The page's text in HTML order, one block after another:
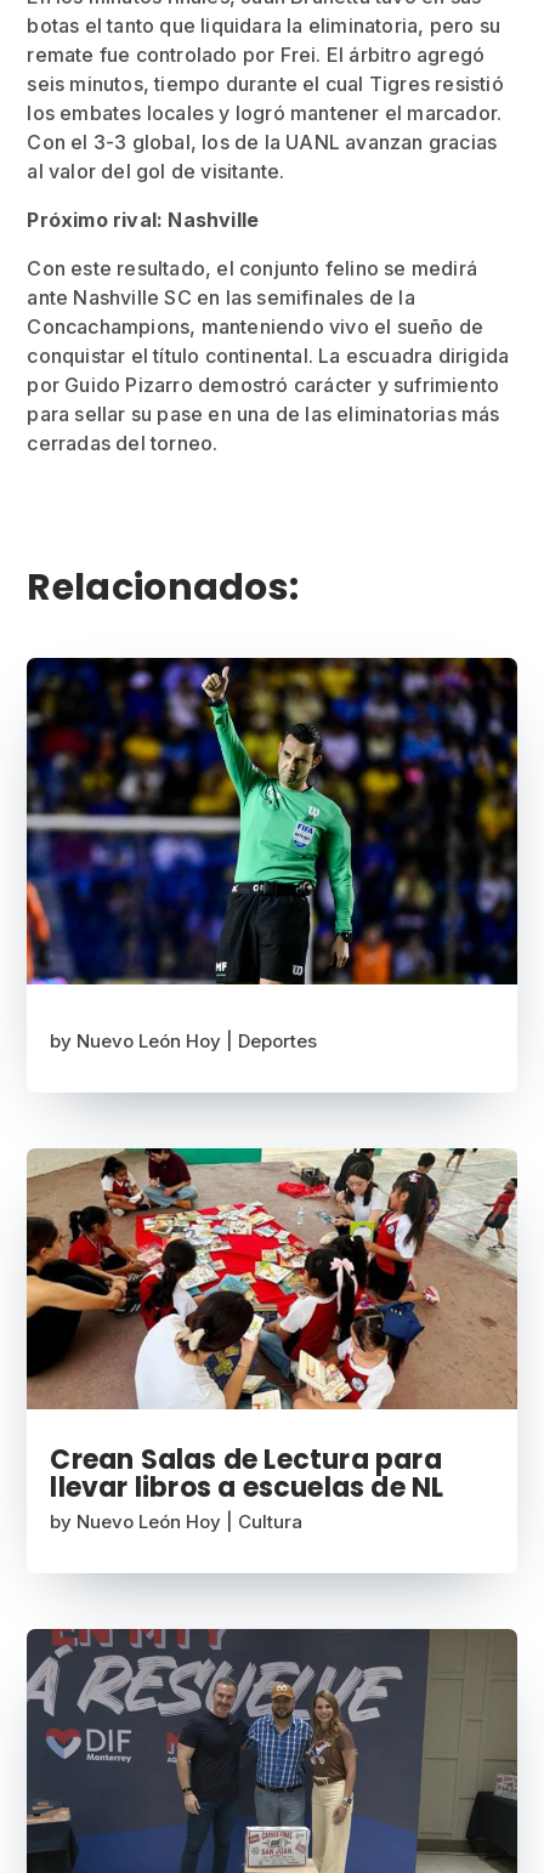
botas el tanto que liquidara la eliminatoria, pero su
remate fue controlado por Frei. El árbitro agregó
seis minutos, tiempo durante el cual Tigres resistió
los embates locales y logró mantener el marcador.
Con el 3-3 global, los de la UANL avanzan gracias
al valor del gol de visitante.
Próximo rival: Nashville
Con este resultado, el conjunto felino se medirá
ante Nashville SC en las semifinales de la
Concachampions, manteniendo vivo el sueño de
conquistar el título continental. La escuadra dirigida
por Guido Pizarro demostró carácter y sufrimiento
para sellar su pase en una de las eliminatorias más
cerradas del torneo.
Relacionados:
by Nuevo León Hoy Deportes
Crean Salas de Lectura para
llevar libros a escuelas de NL
by Nuevo León Hoy Cultura